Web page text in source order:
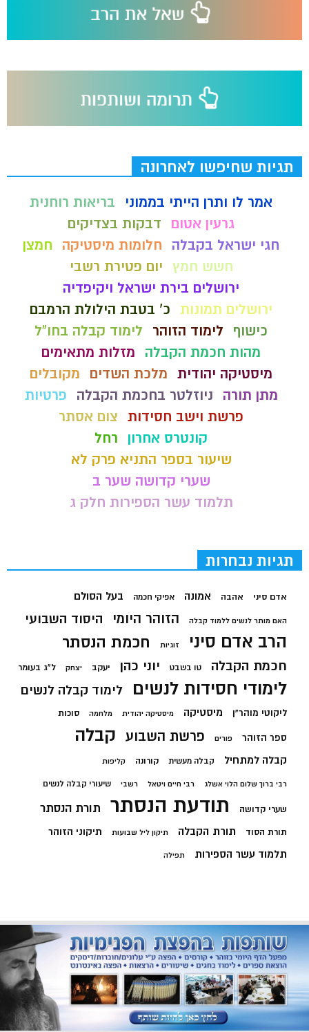
תגיות שחיפשו לאחרונה
אמר לו ותרן הייתי בממוני
בריאות רוחנית
גרעין אטום
דבקות בצדיקים
חגי ישראל בקבלה
חלומות מיסטיקה
חמצן
חשש חמץ יום פטירת רשבי
ירושלים בירת ישראל ויקיפדיה
ירושלים תמונות כ' בטבת הילולת הרמבם
כישוף לימוד הזוהר
לימוד קבלה בחו"ל
מהות חכמת הקבלה
מזלות מתאימים
מיסטיקה יהודית מלכת השדים
מקובלים
מתן תורה
ניוזלטר בחכמת הקבלה
פרטיות
פרשת וישב חסידות צום אסתר
קונטרס אחרון
רחל
שיעור בספר התניא פרק לא
שערי קדושה שער ב
תלמוד עשר הספירות חלק ג
תגיות נבחרות
אדם סיני אהבה אמונה אפיקי חכמה בעל הסולם
האם מותר לנשים ללמוד קבלה הזוהר היומי היסוד השבועי
הרב אדם סיני זוגיות חכמת הנסתר
חכמת הקבלה טו בשבט יוני כהן יעקב יצחק ל"ג בעומר
לימודי חסידות לנשים לימוד קבלה לנשים
ליקוטי מוהר"ן מיסטיקה מיסטיקה יהודית מלחמה סוכות
ספר הזוהר פורים פרשת השבוע קבלה
קבלה למתחיל קבלה מעשית קורונה קליפות
רבי ברוך שלום הלוי אשלג רבי חיים ויטאל רשבי שיעורי קבלה לנשים
שערי קדושה תודעת הנסתר תורת הנסתר
תורת הסוד תורת הקבלה תיקון ליל שבועות תיקוני הזוהר
תלמוד עשר הספירות תפילה